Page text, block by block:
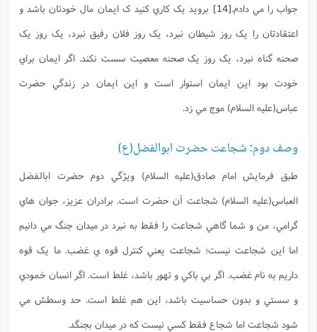
جواب را مي دادم.[14]
برويد يک کاري کنيد ک ايمان مال خودتان باشد و
اعتقادتان را يک روز شيطان نبرد، يک روز فلان رفيق نبرد، يک روز يک
صحنه گناه نبرد، يک روز يک صحنه معصيت سست نکند. اگر ايمان براي
خودت بود اين ايمان استوار است و اين ايمان در زندگي حضرت
عباس(علیه السلام) موج مي زد.
وصف دوم: شجاعت حضرت ابوالفضل(ع)
طبق فرمايش امام صادق(علیه السلام) ويژگي دوم حضرت ابالفضل
العباس(علیه السلام) شجاعت آن حضرت است. برادران عزيز، جوان هاي
گرامي، من و شما گاهي شجاعت را فقط به نبرد در ميدان جنگ مي دانيم
اما اين شجاعت نيست؛ شجاعت يعني کنترل قوه ي غضب. ما يک قوه
داريم به نام غضب. اگر بي باکي و تهور باشد، غلط است. اگر انسان خمودي
و سستي و بدون حساسيت باشد، اين هم غلط است. حد وسطش مي
شود شجاعت اما شجاع فقط کسي نيست که در ميدان بجنگد.